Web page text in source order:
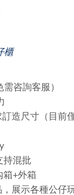
櫃
咨詢客服）
造尺寸（目前
持混批
箱+外箱
展示各種公仔